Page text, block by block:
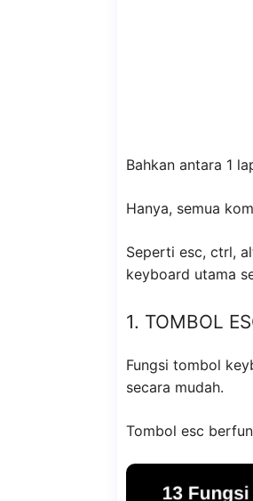
Bahkan antara 1
Hanya, semua
Seperti esc, ctrl,
keyboard utama
1. TOMBOL
Fungsi tombol
secara mudah.
Tombol esc